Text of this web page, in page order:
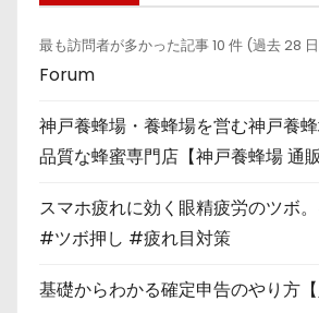
最も訪問者が多かった記事 10 件 (過去 28
Forum
神戸養蜂場・養蜂場を営む神戸養
品質な蜂蜜専門店【神戸養蜂場 通
スマホ疲れに効く眼精疲労のツボ
#ツボ押し #疲れ目対策
基礎からわかる確定申告のやり方【